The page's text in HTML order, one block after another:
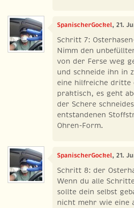
SpanischerGockel, 21.
Schritt 7:
Nimm den
von der Ferse weg
und schneide ihn in
eine hilfreiche dritte
praktisch, es geht
der Schere
entstandenen
Ohren-Form.
SpanischerGockel, 21.
Schritt 8: der
Wenn du alle
sollte dein selbst
nicht mehr wie eine